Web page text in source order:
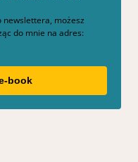
newslettera, możesz
do mnie na adres:
book